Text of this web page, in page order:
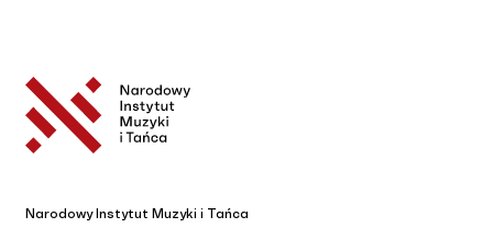
Narodowy Instytut Muzyki i Tańca